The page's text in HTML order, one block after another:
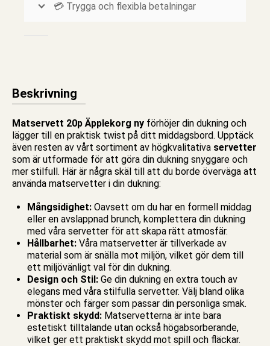
💳 Trygga och flexibla betalningar
Beskrivning
Matservett 20p Äpplekorg ny förhöjer din dukning och
lägger till en praktisk twist på ditt middagsbord. Upptäck
även resten av vårt sortiment av högkvalitativa servetter
som är utformade för att göra din dukning snyggare och
mer stilfull. Här är några skäl till att du borde överväga att
använda matservetter i din dukning:
Mångsidighet: Oavsett om du har en formell middag
eller en avslappnad brunch, komplettera din dukning
med våra servetter för att skapa rätt atmosfär.
Hållbarhet: Våra matservetter är tillverkade av
material som är snälla mot miljön, vilket gör dem till
ett miljövänligt val för din dukning.
Design och Stil: Ge din dukning en extra touch av
elegans med våra stilfulla servetter. Välj bland olika
mönster och färger som passar din personliga smak.
Praktiskt skydd: Matservetterna är inte bara
estetiskt tilltalande utan också högabsorberande,
vilket ger ett praktiskt skydd mot spill och fläckar.